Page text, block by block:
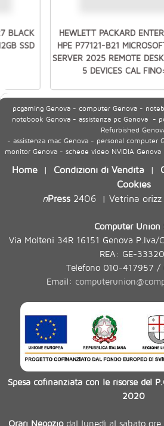
BLACK
SSD
HEWLETT PACKARD
HPE P77121-B21
SERVER 2025 REMOTE
5 DEVICES CAL
pcgaming Genova - computer Genova -
notebook Genova - assistenza pc Genova -
Refurbished
- assistenza mac Genova - personal computer
monitor Genova - schede video NVIDIA
Home | Condizioni di Vendita |
Cookies
nPress2406| Vetrina orizz
Computer Union
Via Molteni 34R 16151 Genova
REA: GE-
Telefono 010-417957 /
Email:
Spesa cofinanziata con le risorse del
2020
Orari Negoziodal lunedì al sabato